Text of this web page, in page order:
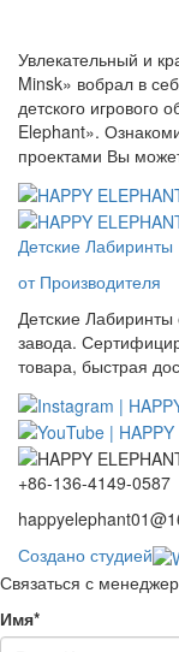
Увлекательный и
Minsk» вобрал в
детского игрового
Elephant».
проектами Вы
Детские Лабиринты
от Производителя
Детские Лабиринты
завода.
товара, быстрая
+86-136-4149-0587
Создано студией
Связаться с
Имя*